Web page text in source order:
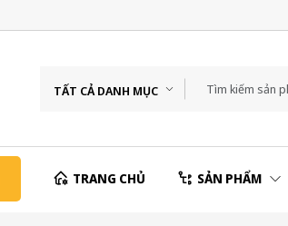
TẤT CẢ DANH MỤC
TRANG CHỦ SẢN PHẨM